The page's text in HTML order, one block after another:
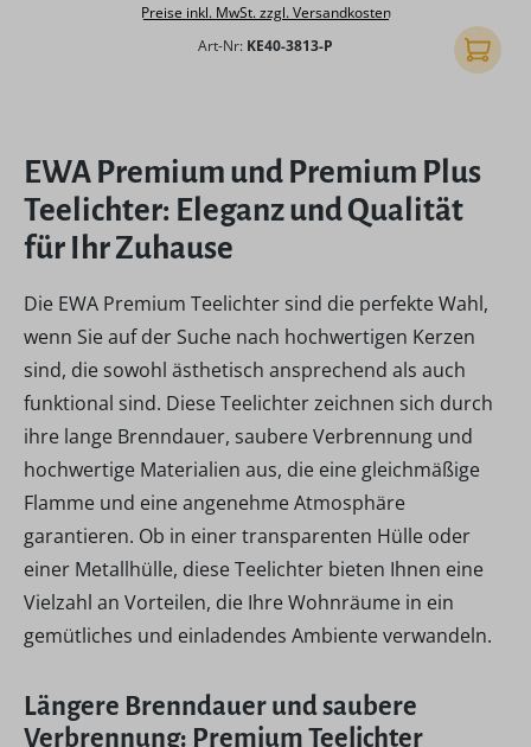
Preise inkl. MwSt. zzgl. Versandkosten
Art-Nr: KE40-3813-P In den
EWA Premium und Premium Plus
Teelichter: Eleganz und Qualität
für Ihr Zuhause
Die EWA Premium Teelichter sind die perfekte Wahl,
wenn Sie auf der Suche nach hochwertigen Kerzen
sind, die sowohl ästhetisch ansprechend als auch
funktional sind. Diese Teelichter zeichnen sich durch
ihre lange Brenndauer, saubere Verbrennung und
hochwertige Materialien aus, die eine gleichmäßige
Flamme und eine angenehme Atmosphäre
garantieren. Ob in einer transparenten Hülle oder
einer Metallhülle, diese Teelichter bieten Ihnen eine
Vielzahl an Vorteilen, die Ihre Wohnräume in ein
gemütliches und einladendes Ambiente verwandeln.
Längere Brenndauer und saubere
Verbrennung: Premium Teelichter